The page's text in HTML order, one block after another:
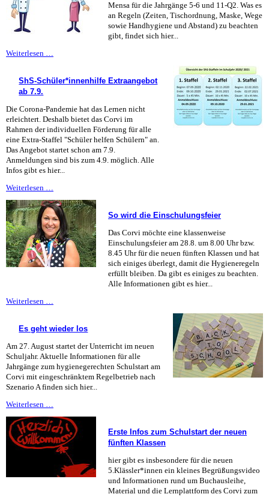
Mensa für die Jahrgänge 5-6 und 11-Q2. Was es
an Regeln (Zeiten, Tischordnung, Maske, Wege
sowie Handhygiene und Abstand) zu beachten
gibt, findet sich hier...
Weiterlesen …
ShS-Schüler*innenhilfe Extraangebot
ab 7.9.
Die Corona-Pandemie hat das Lernen nicht
erleichtert. Deshalb bietet das Corvi im
Rahmen der individuellen Förderung für alle
eine Extra-Staffel "Schüler helfen Schülern" an.
Das Angebot startet schon am 7.9.
Anmeldungen sind bis zum 4.9. möglich. Alle
Infos gibt es hier...
Weiterlesen …
Extraangebot
ab
7.9.
So wird die Einschulungsfeier
Das Corvi möchte eine klassenweise
Einschulungsfeier am 28.8. um 8.00 Uhr bzw.
8.45 Uhr für die neuen fünften Klassen und hat
sich einiges überlegt, damit die Hygieneregeln
erfüllt bleiben. Da gibt es einiges zu beachten.
Alle Informationen gibt es hier...
Weiterlesen …
Einschulungsfeier
Es geht wieder los
Am 27. August startet der Unterricht im neuen
Schuljahr. Aktuelle Informationen für alle
Jahrgänge zum hygienegerechten Schulstart am
Corvi mit eingeschränktem Regelbetrieb nach
Szenario A finden sich hier...
Weiterlesen …
wieder
los
Erste Infos zum Schulstart der neuen
fünften Klassen
hier gibt es insbesondere für die neuen
5.Klässler*innen ein kleines Begrüßungsvideo
und Informationen rund um Buchausleihe,
Material und die Lernplattform des Corvi zum